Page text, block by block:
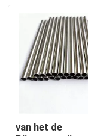
Nieuws
Verzoek om
het blad van
van het de